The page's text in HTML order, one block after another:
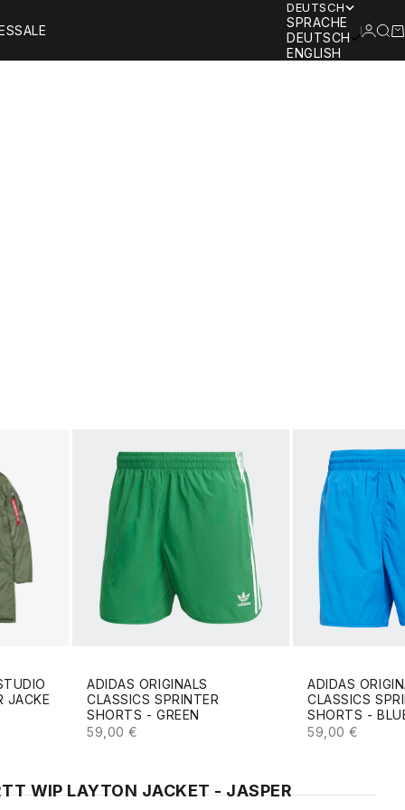
SALE
DEUTSCH
SPRACHE
DEUTSCH
ENGLISH
JACKE
ADIDAS ORIGINALS
CLASSICS SPRINTER
SHORTS - GREEN
ANGEBOT
59,00 €
ADIDAS
CLASSICS
SHORTS -
ANGEBOT
59,00 €
WIP LAYTON JACKET - JASPER